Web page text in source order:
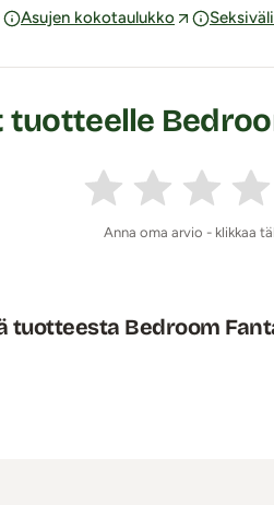
Asujen kokotaulukko
Anna oma arvio - klikkaa
tuotteesta Bedroom